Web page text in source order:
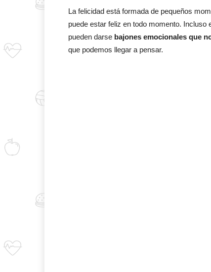
La felicidad está formada de pequeños
puede estar feliz en todo momento. Incluso
pueden darse bajones emocionales que
que podemos llegar a pensar.